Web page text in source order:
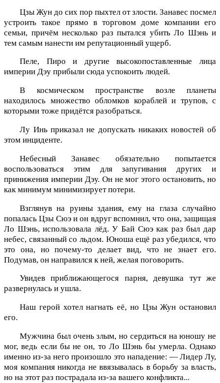
Цзы Жун до сих пор пыхтел от злости. Занавес посмел
устроить такое прямо в торговом доме компании его
семьи, причём несколько раз пытался убить Ло Шэнь и
тем самым нанести им репутационный ущерб.
Пеле, Пиро и другие высокопоставленные лица
империи Дэу прибыли сюда успокоить людей.
В космическом пространстве возле планеты
находилось множество обломков кораблей и трупов, с
которыми тоже придётся разобраться.
Лу Инь приказал не допускать никаких новостей об
этом инциденте.
Небесный Занавес обязательно попытается
воспользоваться этим для запугивания других и
принижения империи Дэу. Он не мог этого остановить, но
как минимум минимизирует потери.
Взглянув на руины здания, ему на глаза случайно
попалась Цзы Сюэ и он вдруг вспомнил, что она, защищая
Ло Шэнь, использовала лёд. У Бай Сюэ как раз был дар
небес, связанный со льдом. Юноша ещё раз убедился, что
это она, но почему-то делает вид, что не знает его.
Подумав, он направился к ней, желая поговорить.
Увидев приближающегося парня, девушка тут же
развернулась и ушла.
Наш герой хотел нагнать её, но Цзы Жун остановил
его.
Мужчина был очень злым, но сердиться на юношу не
мог, ведь если бы не он, то Ло Шэнь бы умерла. Однако
именно из-за него произошло это нападение: — Лидер Лу,
моя компания никогда не ввязывалась в борьбу за власть,
но на этот раз пострадала из-за вашего конфликта...